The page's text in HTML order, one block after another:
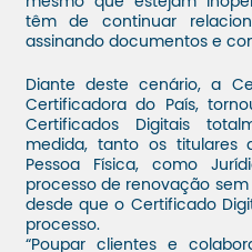
têm de continuar
assinando documentos e
Diante deste cenário, a
Certificadora do País,
Certificados Digitais
medida, tanto os titulares
Pessoa Física, como
processo de renovação
desde que o Certificado
processo.
“Poupar clientes e